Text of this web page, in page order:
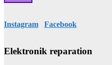
Instagram Facebook
Elektronik reparation